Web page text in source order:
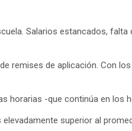
Salarios estancados,
remises de aplicación. Con
horarias -que continúa en los
superior al